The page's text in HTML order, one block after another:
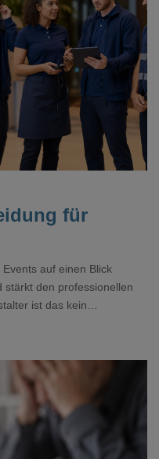
für
auf einen Blick
stärkt den professionellen
ist das kein
oder mehreren